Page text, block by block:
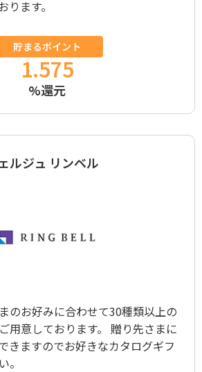
ります。
貯まるポイント
1.575
%還元
ルジュ リンベル
のお好みに合わせて30種類以上の
用意しております。 贈り先さまに
きますのでお好きなカタログギフ
。